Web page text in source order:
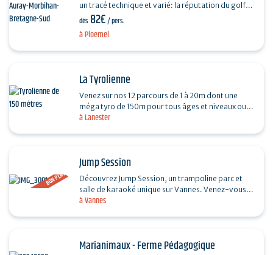
à Ploemel
un tracé technique et varié: la réputation du golf
de Saint-Laurent n'est plus à faire. Doyen…
dès 82€/ pers.
à Lanester
La Tyrolienne
Venez sur nos 12 parcours de 1 à 20m dont une
méga tyro de 150m pour tous âges et niveaux ou
défiez vos amis dans une partie d’Archery Tag
BON PLAN
à Vannes
Jump Session
Découvrez Jump Session, un trampoline parc et
salle de karaoké unique sur Vannes. Venez-vous
amuser en famille ou entre amis. Espace détente
Marianimaux - Ferme Pédagogique